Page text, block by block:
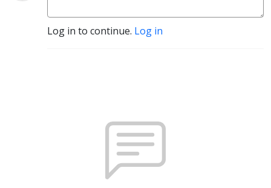
Log in to continue. Log in